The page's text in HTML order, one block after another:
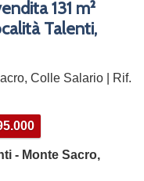
131 m²
Talenti,
Colle Salario | Rif.
- Monte Sacro,